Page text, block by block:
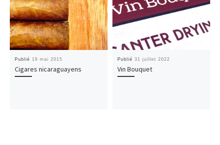
Publié19 mai 2015
Cigares nicaraguayens
Publié31 juillet 2022
Vin Bouquet